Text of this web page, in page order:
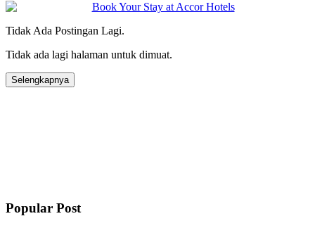
Tidak Ada Postingan Lagi.
Tidak ada lagi halaman untuk dimuat.
Selengkapnya
Popular Post